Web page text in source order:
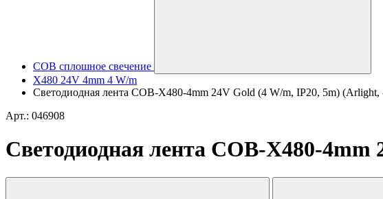
COB сплошное свечение
X480 24V 4mm 4 W/m
Светодиодная лента COB-X480-4mm 24V Gold (4 W/m, IP20, 5m) (Arlight,
Арт.: 046908
Светодиодная лента COB-X480-